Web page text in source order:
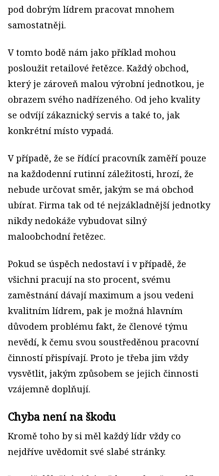
pod dobrým lídrem pracovat mnohem
samostatněji.
V tomto bodě nám jako příklad mohou
posloužit retailové řetězce. Každý obchod,
který je zároveň malou výrobní jednotkou, je
obrazem svého nadřízeného. Od jeho kvality
se odvíjí zákaznický servis a také to, jak
konkrétní místo vypadá.
V případě, že se řídící pracovník zaměří pouze
na každodenní rutinní záležitosti, hrozí, že
nebude určovat směr, jakým se má obchod
ubírat. Firma tak od té nejzákladnější jednotky
nikdy nedokáže vybudovat silný
maloobchodní řetězec.
Pokud se úspěch nedostaví i v případě, že
všichni pracují na sto procent, svému
zaměstnání dávají maximum a jsou vedeni
kvalitním lídrem, pak je možná hlavním
důvodem problému fakt, že členové týmu
nevědí, k čemu svou soustředěnou pracovní
činností přispívají. Proto je třeba jim vždy
vysvětlit, jakým způsobem se jejich činnosti
vzájemně doplňují.
Chyba není na škodu
Kromě toho by si měl každý lídr vždy co
nejdříve uvědomit své slabé stránky.